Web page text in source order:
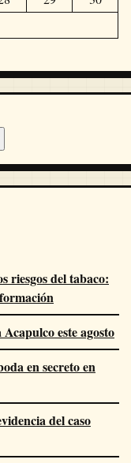
riesgos del tabaco:
este agosto
en secreto en
del caso